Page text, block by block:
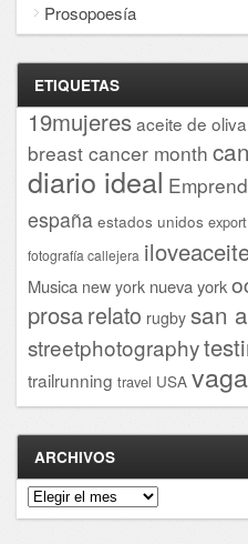
Prosopoesía
ETIQUETAS
19mujeresaceite de
breast cancer month
diario ideal
españa estados unidos export
fotografía callejera
Musica new york nueva york
prosarelato rugby san
streetphotography
trailrunning travel USA
ARCHIVOS
Archivos